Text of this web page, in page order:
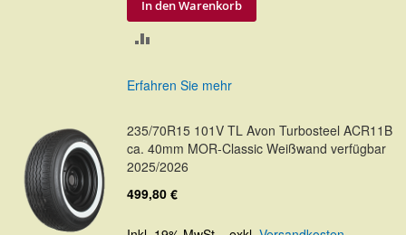
In den Warenkorb
Erfahren Sie mehr
235/70R15 101V TL Avon Turbosteel ACR11B
ca. 40mm MOR-Classic Weißwand verfügbar
2025/2026
499,80 €